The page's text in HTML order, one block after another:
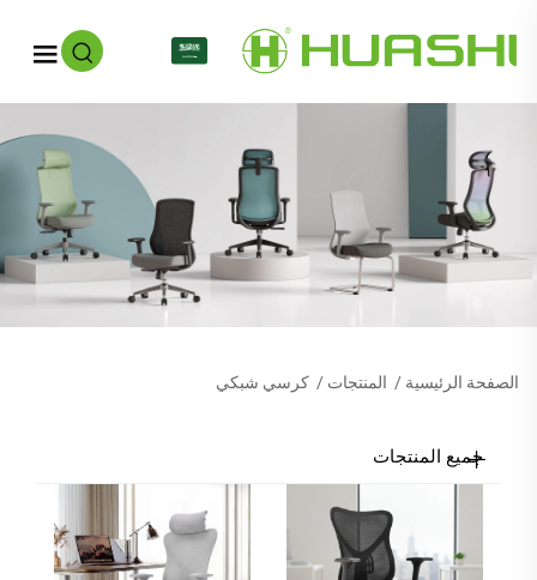
الصفحة الرئيسية / المنتجات / كرسي شبكي
جميع المنتجات